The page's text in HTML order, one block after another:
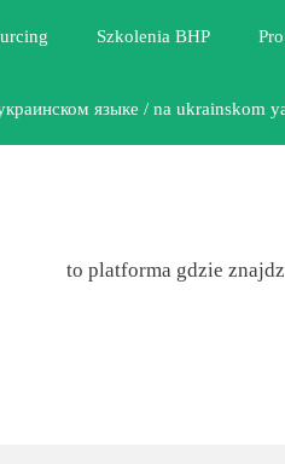
Szkolenia BHP
языке / na ukrainskom
to platforma gdzie